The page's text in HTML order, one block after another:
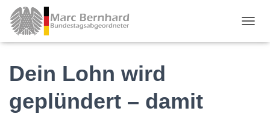
Dein Lohn wird
geplündert – damit